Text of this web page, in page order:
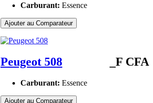
Carburant: Essence
Ajouter au Comparateur
Peugeot 508 _F CFA
Carburant: Essence
Ajouter au Comparateur